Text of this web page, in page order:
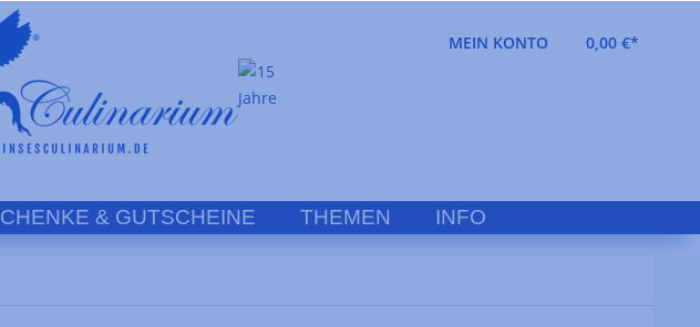
MEIN KONTO
0,00 €*
& GUTSCHEINE THEMEN INFO